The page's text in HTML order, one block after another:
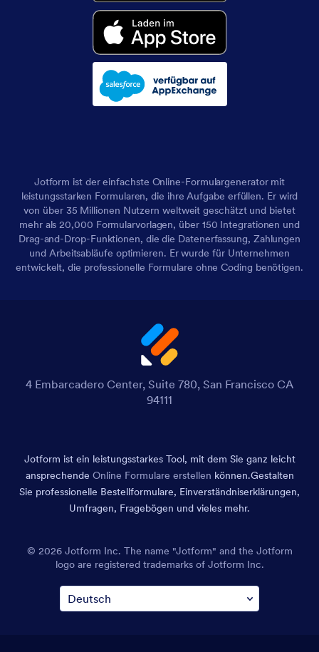
Jotform ist der einfachste Online-Formulargenerator mit
leistungsstarken Formularen, die ihre Aufgabe erfüllen. Er wird
von über 35 Millionen Nutzern weltweit geschätzt und bietet
mehr als 20,000 Formularvorlagen, über 150 Integrationen und
Drag-and-Drop-Funktionen, die die Datenerfassung, Zahlungen
und Arbeitsabläufe optimieren. Er wurde für Unternehmen
entwickelt, die professionelle Formulare ohne Coding benötigen.
4 Embarcadero Center, Suite 780, San Francisco CA
94111
Jotform ist ein leistungsstarkes Tool, mit dem Sie ganz leicht
ansprechende Online Formulare erstellen können.Gestalten
Sie professionelle Bestellformulare, Einverständniserklärungen,
Umfragen, Fragebögen und vieles mehr.
© 2026 Jotform Inc. The name "Jotform" and the Jotform
logo are registered trademarks of Jotform Inc.